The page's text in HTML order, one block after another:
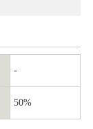
-
50%